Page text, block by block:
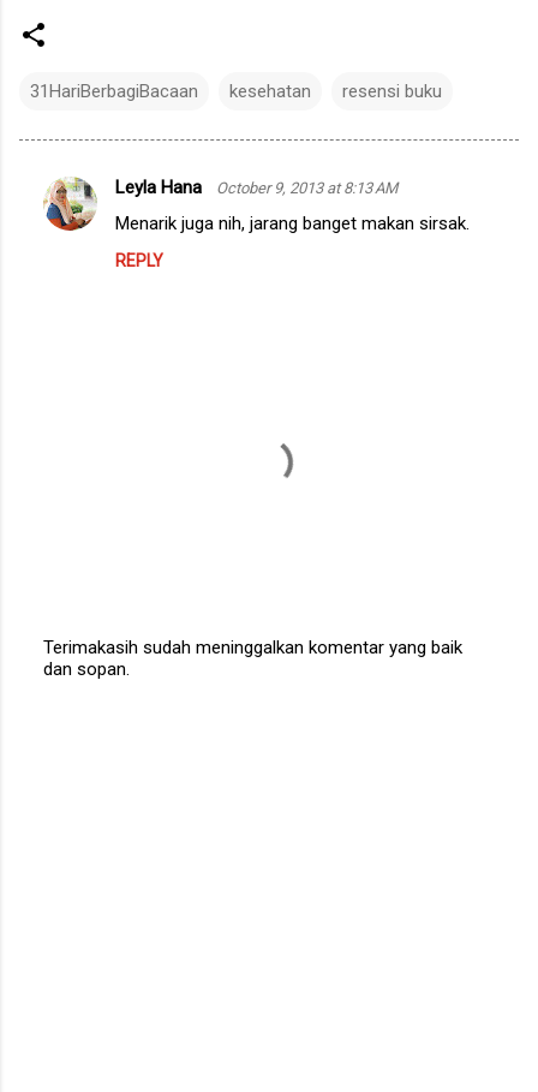
31HariBerbagiBacaan kesehatan resensi buku
C
o
Leyla Hana October 9, 2013 at 8:13 AM
Menarik juga nih, jarang banget makan sirsak.
REPLY
P
Terimakasih sudah meninggalkan komentar yang baik
dan sopan.